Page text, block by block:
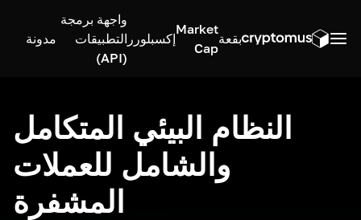
بقعة
Market
Cap
إكسبلورر
واجهة برمجة
التطبيقات
(API)
مدونة
النظام البيئي المتكامل
والشامل للعملات
المشفرة